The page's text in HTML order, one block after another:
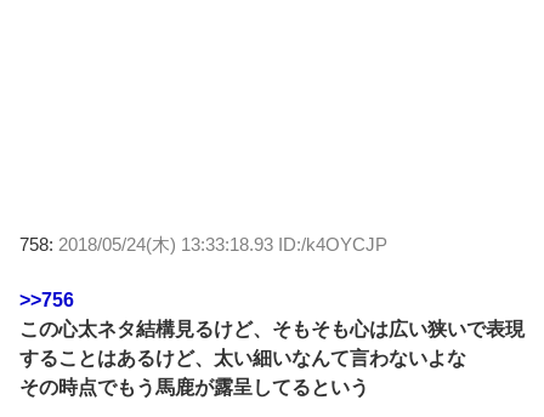
758: 2018/05/24(木) 13:33:18.93 ID:/k4OYCJP
>>756
この心太ネタ結構見るけど、そもそも心は広い狭いで表現
することはあるけど、太い細いなんて言わないよな
その時点でもう馬鹿が露呈してるという